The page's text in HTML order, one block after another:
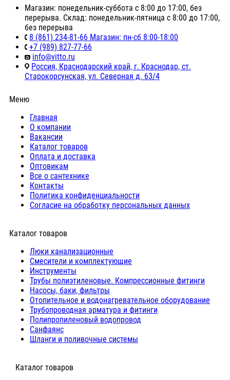
Магазин: понедельник-суббота с 8:00 до 17:00, без
перерыва. Склад: понедельник-пятница с 8:00 до 17:00,
без перерыва
8 (861) 234-81-66 Магазин: пн-сб 8:00-18:00
+7 (989) 827-77-66
info@vitto.ru
Россия, Краснодарский край, г. Краснодар, ст.
Старокорсунская, ул. Северная д. 63/4
Меню
Главная
О компании
Вакансии
Каталог товаров
Оплата и доставка
Оптовикам
Все о сантехнике
Контакты
Политика конфиденциальности
Согласие на обработку персональных данных
Каталог товаров
Люки канализационные
Cмесители и комплектующие
Инструменты
Трубы полиэтиленовые. Компрессионные фитинги
Насосы, баки, фильтры
Отопительное и водонагревательное оборудование
Трубопроводная арматура и фитинги
Полипропиленовый водопровод
Санфаянс
Шланги и поливочные системы
⠀Каталог товаров